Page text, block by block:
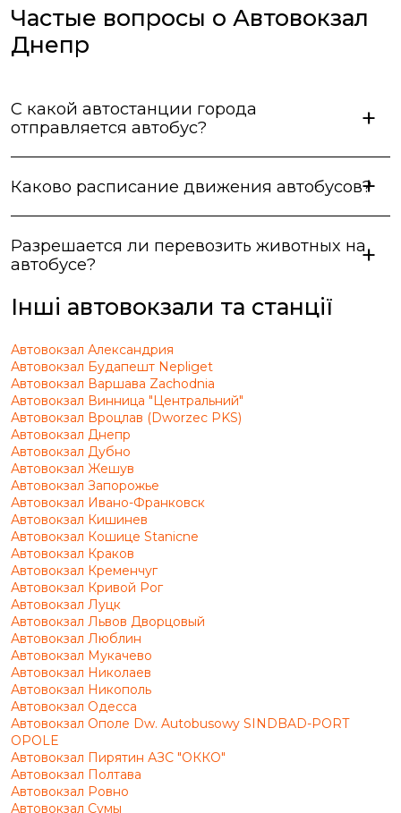
неправдивою, водії про таке навіть не чули))) Вцілому
сервіс оцінюю як добрий, але не відмінний.
Частые вопросы о Автовокзал
Днепр
С какой автостанции города
отправляется автобус?
Каково расписание движения автобусов?
Разрешается ли перевозить животных на
автобусе?
Інші автовокзали та станції
Автовокзал Александрия
Автовокзал Будапешт Nepliget
Автовокзал Варшава Zachodnia
Автовокзал Винница "Центральний"
Автовокзал Вроцлав (Dworzec PKS)
Автовокзал Днепр
Автовокзал Дубно
Автовокзал Жешув
Автовокзал Запорожье
Автовокзал Ивано-Франковск
Автовокзал Кишинев
Автовокзал Кошице Stanicne
Автовокзал Краков
Автовокзал Кременчуг
Автовокзал Кривой Рог
Автовокзал Луцк
Автовокзал Львов Дворцовый
Автовокзал Люблин
Автовокзал Мукачево
Автовокзал Николаев
Автовокзал Никополь
Автовокзал Одесса
Автовокзал Ополе Dw. Autobusowy SINDBAD-PORT
OPOLE
Автовокзал Пирятин АЗС "ОККО"
Автовокзал Полтава
Автовокзал Ровно
Автовокзал Сумы